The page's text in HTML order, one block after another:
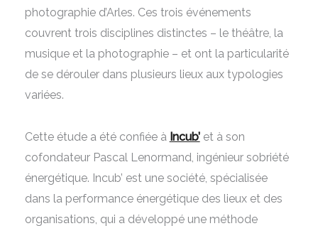
photographie d’Arles. Ces trois événements
couvrent trois disciplines distinctes – le théâtre, la
musique et la photographie – et ont la particularité
de se dérouler dans plusieurs lieux aux typologies
variées.
Cette étude a été confiée à Incub’et à son
cofondateur Pascal Lenormand, ingénieur sobriété
énergétique. Incub’ est une société, spécialisée
dans la performance énergétique des lieux et des
organisations, qui a développé une méthode